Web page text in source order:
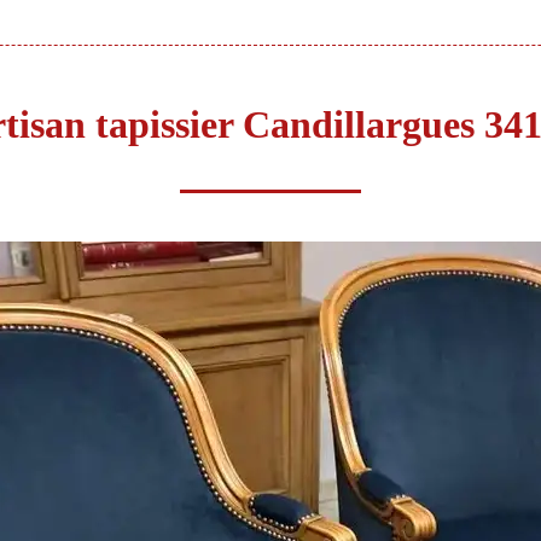
tapissier Candillargues